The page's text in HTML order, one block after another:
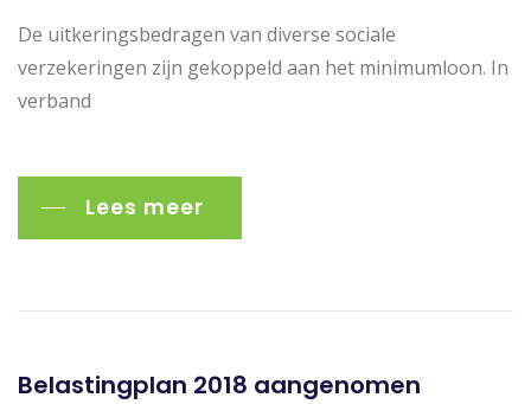
De uitkeringsbedragen van diverse sociale
verzekeringen zijn gekoppeld aan het minimumloon. In
verband
Lees meer
Belastingplan 2018 aangenomen